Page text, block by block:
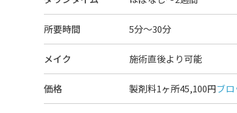
所要時間 5分～30分
メイク 施術直後より可能
価格 製剤料1ヶ所45,100円ブ